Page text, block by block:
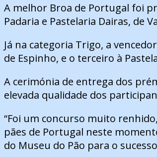
A melhor Broa de Portugal foi
Padaria e Pastelaria Dairas, de
Já na categoria Trigo, a
de Espinho, e o terceiro à
A cerimónia de entrega dos
elevada qualidade dos
“Foi um concurso muito
pães de Portugal neste
do Museu do Pão para o